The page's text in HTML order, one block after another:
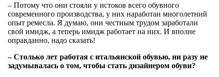
– Потому что они стояли у истоков всего обувного
современного производства, у них наработан многолетний
опыт ремесла. Я думаю, они честным трудом заработали
свой имидж, а теперь имидж работает на них. И вполне
оправданно, надо сказать!
– Столько лет работая с итальянской обувью, ни разу не
задумывалась о том, чтобы стать дизайнером обуви?